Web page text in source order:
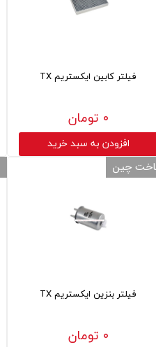
فیلتر کابین ایکستریم TX
۰ تومان
افزودن به سبد خرید
فیلتر بنزین ایکستریم TX
۰ تومان
چین